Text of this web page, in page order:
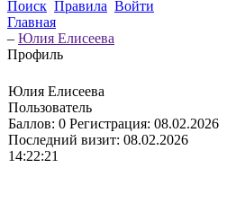
Поиск Правила Войти
Главная
– Юлия Елисеева
Профиль
Юлия Елисеева
Пользователь
Баллов: 0 Регистрация: 08.02.2026
Последний визит: 08.02.2026
14:22:21